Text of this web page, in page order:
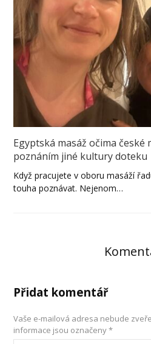
Egyptská masáž očima české
poznáním jiné kultury doteku
Když pracujete v oboru masáží
touha poznávat. Nejenom…
Přidat komentář
Vaše e-mailová adresa nebude
informace jsou označeny*